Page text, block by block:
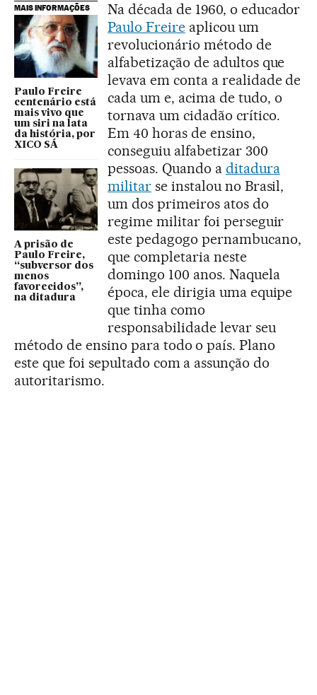
MAIS INFORMAÇÕES
Paulo Freire
centenário está
mais vivo que
um siri na lata
da história, por
XICO SÁ
A prisão de
Paulo Freire,
“subversor dos
menos
favorecidos”,
na ditadura
Na década de 1960, o educador
Paulo Freireaplicou um
revolucionário método de
alfabetização de adultos que
levava em conta a realidade de
cada um e, acima de tudo, o
tornava um cidadão crítico.
Em 40 horas de ensino,
conseguiu alfabetizar 300
pessoas. Quando a ditadura
militarse instalou no Brasil,
um dos primeiros atos do
regime militar foi perseguir
este pedagogo pernambucano,
que completaria neste
domingo 100 anos. Naquela
época, ele dirigia uma equipe
que tinha como
responsabilidade levar seu
método de ensino para todo o país. Plano
este que foi sepultado com a assunção do
autoritarismo.